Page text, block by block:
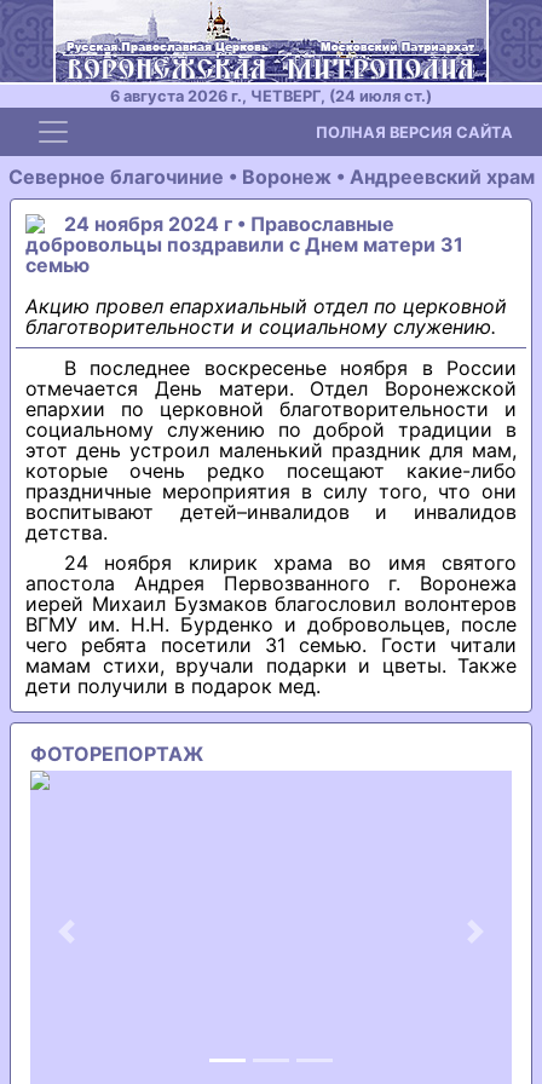
6 августа 2026 г., ЧЕТВЕРГ, (24 июля ст.)
Toggle navigation ПОЛНАЯ ВЕРСИЯ САЙТА
Северное благочиние • Воронеж • Андреевский храм
24 ноября 2024 г • Православные
добровольцы поздравили с Днем матери 31
семью
Акцию провел епархиальный отдел по церковной
благотворительности и социальному служению.
В последнее воскресенье ноября в России
отмечается День матери. Отдел Воронежской
епархии по церковной благотворительности и
социальному служению по доброй традиции в
этот день устроил маленький праздник для мам,
которые очень редко посещают какие-либо
праздничные мероприятия в силу того, что они
воспитывают детей–инвалидов и инвалидов
детства.
24 ноября клирик храма во имя святого
апостола Андрея Первозванного г. Воронежа
иерей Михаил Бузмаков благословил волонтеров
ВГМУ им. Н.Н. Бурденко и добровольцев, после
чего ребята посетили 31 семью. Гости читали
мамам стихи, вручали подарки и цветы. Также
дети получили в подарок мед.
ФОТОРЕПОРТАЖ
Previous Next